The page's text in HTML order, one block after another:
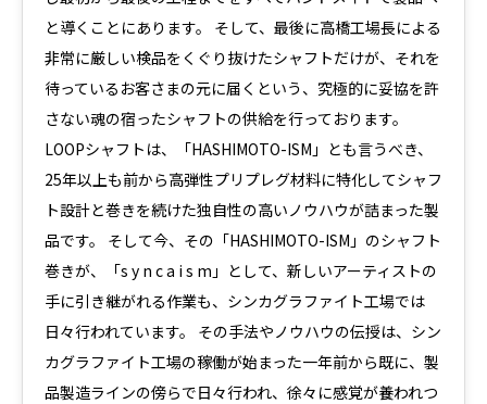
と導くことにあります。 そして、最後に高橋工場長による
非常に厳しい検品をくぐり抜けたシャフトだけが、それを
待っているお客さまの元に届くという、究極的に妥協を許
さない魂の宿ったシャフトの供給を行っております。
LOOPシャフトは、「HASHIMOTO-ISM」とも言うべき、
25年以上も前から高弾性プリプレグ材料に特化してシャフ
ト設計と巻きを続けた独自性の高いノウハウが詰まった製
品です。 そして今、その「HASHIMOTO-ISM」のシャフト
巻きが、「s y n c a i s m」として、新しいアーティストの
手に引き継がれる作業も、シンカグラファイト工場では
日々行われています。 その手法やノウハウの伝授は、シン
カグラファイト工場の稼働が始まった一年前から既に、製
品製造ラインの傍らで日々行われ、徐々に感覚が養われつ